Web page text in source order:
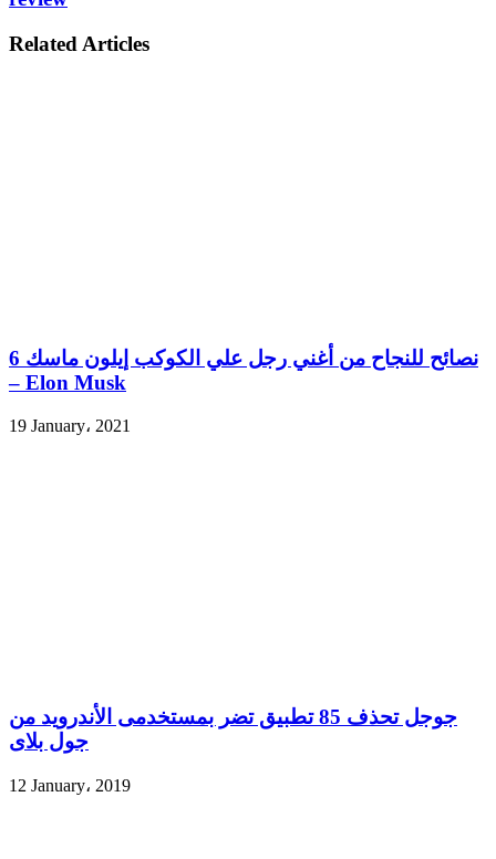
Related Articles
6 نصائح للنجاح من أغني رجل علي الكوكب إيلون ماسك
– Elon Musk
19 January، 2021
جوجل تحذف 85 تطبيق تضر بمستخدمى الأندرويد من
جول بلاى
12 January، 2019